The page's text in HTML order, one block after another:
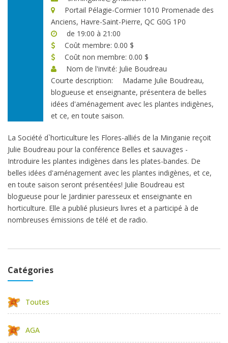
Portail Pélagie-Cormier 1010 Promenade des
Anciens, Havre-Saint-Pierre, QC G0G 1P0
de 19:00 à 21:00
Coût membre: 0.00 $
Coût non membre: 0.00 $
Nom de l'invité: Julie Boudreau
Courte description:
Madame Julie Boudreau,
blogueuse et enseignante, présentera de belles
idées d'aménagement avec les plantes indigènes,
et ce, en toute saison.
La Société d`horticulture les Flores-alliés de la Minganie reçoit
Julie Boudreau pour la conférence Belles et sauvages -
Introduire les plantes indigènes dans les plates-bandes. De
belles idées d'aménagement avec les plantes indigènes, et ce,
en toute saison seront présentées! Julie Boudreau est
blogueuse pour le Jardinier paresseux et enseignante en
horticulture. Elle a publié plusieurs livres et a participé à de
nombreuses émissions de télé et de radio.
Catégories
Toutes
AGA